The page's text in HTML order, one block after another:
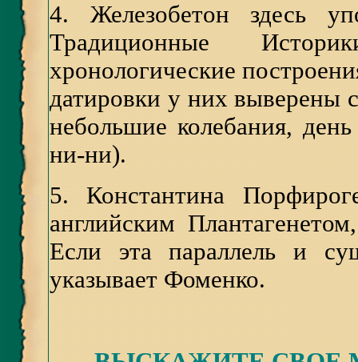
4. Железобетон здесь
Традиционные
хронологические
датировки у них выверены
небольшие колебания,
ни-ни).
5.Константина
английским
Если эта параллель и
указывает Фоменко.